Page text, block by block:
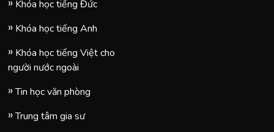
Khóa học tiếng Đức
Khóa học tiếng Anh
Khóa học tiếng Việt cho
người nước ngoài
Tin học văn phòng
Trung tâm gia sư